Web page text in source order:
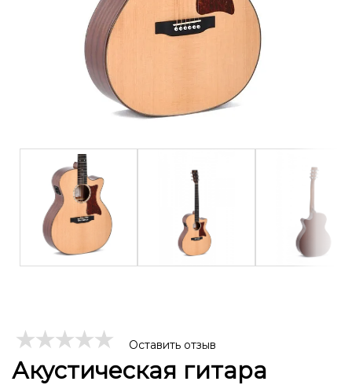
Оставить отзыв
Акустическая гитара